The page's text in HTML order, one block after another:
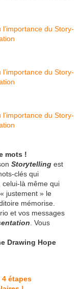
mots !
Storytelling est
clés qui
, celui-là même qui
justement » le
mémorise.
et vos messages
. Vous
Drawing Hope
4 étapes